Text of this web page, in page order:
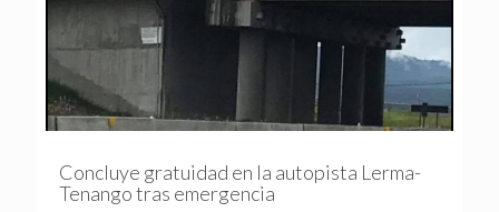
Concluye gratuidad en la autopista Lerma-
Tenango tras emergencia